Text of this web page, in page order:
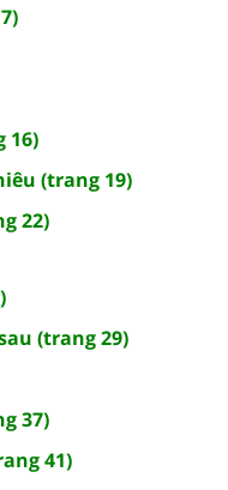
16)
(trang 19)
22)
(trang 29)
37)
41)